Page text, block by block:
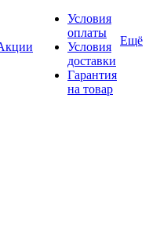
Условия
оплаты
Условия
доставки
Гарантия
на товар
Ещё